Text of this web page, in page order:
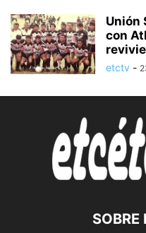
Unión
con
etctv -
SOBRE